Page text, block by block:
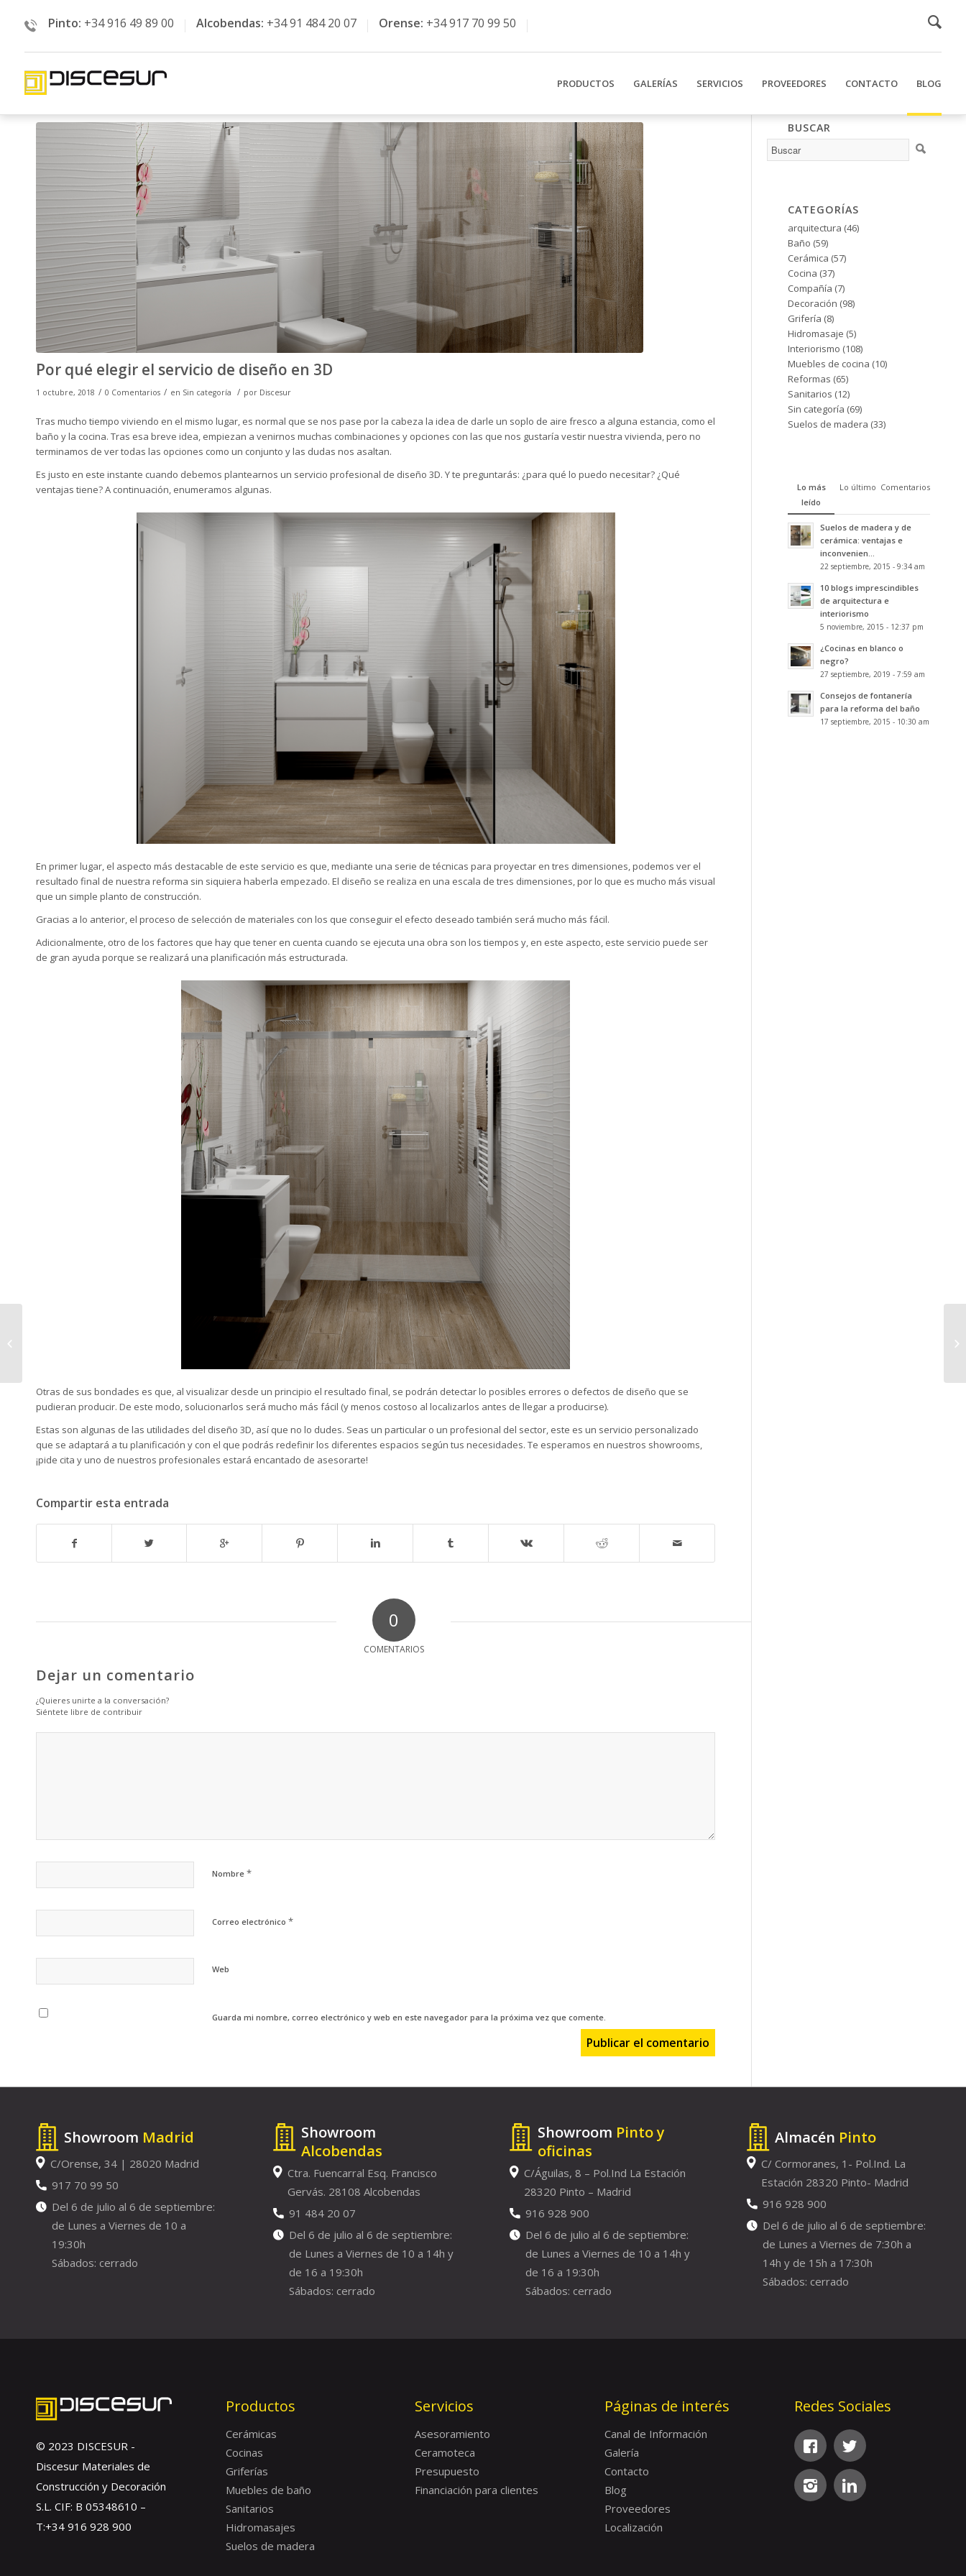
Pinto: +34 916 49 89 00 Alcobendas: +34 91 484 20 07 Orense: +34 917 70 99 50
PRODUCTOS GALERÍAS SERVICIOS PROVEEDORES CONTACTO BLOG
Por qué elegir el servicio de diseño en 3D
1 octubre, 2018 / 0 Comentarios / en Sin categoría / por Discesur
Tras mucho tiempo viviendo en el mismo lugar, es normal que se nos pase por la cabeza la idea de darle un soplo de aire fresco a alguna estancia, como el
baño y la cocina. Tras esa breve idea, empiezan a venirnos muchas combinaciones y opciones con las que nos gustaría vestir nuestra vivienda, pero no
terminamos de ver todas las opciones como un conjunto y las dudas nos asaltan.
Es justo en este instante cuando debemos plantearnos un servicio profesional de diseño 3D. Y te preguntarás: ¿para qué lo puedo necesitar? ¿Qué
ventajas tiene? A continuación, enumeramos algunas.
En primer lugar, el aspecto más destacable de este servicio es que, mediante una serie de técnicas para proyectar en tres dimensiones, podemos ver el
resultado final de nuestra reforma sin siquiera haberla empezado. El diseño se realiza en una escala de tres dimensiones, por lo que es mucho más visual
que un simple planto de construcción.
Gracias a lo anterior, el proceso de selección de materiales con los que conseguir el efecto deseado también será mucho más fácil.
Adicionalmente, otro de los factores que hay que tener en cuenta cuando se ejecuta una obra son los tiempos y, en este aspecto, este servicio puede ser
de gran ayuda porque se realizará una planificación más estructurada.
Otras de sus bondades es que, al visualizar desde un principio el resultado final, se podrán detectar lo posibles errores o defectos de diseño que se
pudieran producir. De este modo, solucionarlos será mucho más fácil (y menos costoso al localizarlos antes de llegar a producirse).
Estas son algunas de las utilidades del diseño 3D, así que no lo dudes. Seas un particular o un profesional del sector, este es un servicio personalizado
que se adaptará a tu planificación y con el que podrás redefinir los diferentes espacios según tus necesidades. Te esperamos en nuestros showrooms,
¡pide cita y uno de nuestros profesionales estará encantado de asesorarte!
Compartir esta entrada
0
COMENTARIOS
Dejar un comentario
¿Quieres unirte a la conversación?
Siéntete libre de contribuir
Nombre *
Correo electrónico *
Web
Guarda mi nombre, correo electrónico y web en este navegador para la próxima vez que comente.
BUSCAR
CATEGORÍAS
arquitectura (46)
Baño (59)
Cerámica (57)
Cocina (37)
Compañía (7)
Decoración (98)
Grifería (8)
Hidromasaje (5)
Interiorismo (108)
Muebles de cocina (10)
Reformas (65)
Sanitarios (12)
Sin categoría (69)
Suelos de madera (33)
Lo más
leído
Lo último Comentarios
Suelos de madera y de
cerámica: ventajas e
inconvenien...
22 septiembre, 2015 - 9:34 am
10 blogs imprescindibles
de arquitectura e
interiorismo
5 noviembre, 2015 - 12:37 pm
¿Cocinas en blanco o
negro?
27 septiembre, 2019 - 7:59 am
Consejos de fontanería
para la reforma del baño
17 septiembre, 2015 - 10:30 am
Showroom Madrid
C/Orense, 34 | 28020 Madrid
917 70 99 50
Del 6 de julio al 6 de septiembre:
de Lunes a Viernes de 10 a
19:30h
Sábados: cerrado
Showroom
Alcobendas
Ctra. Fuencarral Esq. Francisco
Gervás. 28108 Alcobendas
91 484 20 07
Del 6 de julio al 6 de septiembre:
de Lunes a Viernes de 10 a 14h y
de 16 a 19:30h
Sábados: cerrado
Showroom Pinto y
oficinas
C/Águilas, 8 – Pol.Ind La Estación
28320 Pinto – Madrid
916 928 900
Del 6 de julio al 6 de septiembre:
de Lunes a Viernes de 10 a 14h y
de 16 a 19:30h
Sábados: cerrado
Almacén Pinto
C/ Cormoranes, 1- Pol.Ind. La
Estación 28320 Pinto- Madrid
916 928 900
Del 6 de julio al 6 de septiembre:
de Lunes a Viernes de 7:30h a
14h y de 15h a 17:30h
Sábados: cerrado
© 2023 DISCESUR -
Discesur Materiales de
Construcción y Decoración
S.L. CIF: B 05348610 –
T:+34 916 928 900
Productos
Cerámicas
Cocinas
Griferías
Muebles de baño
Sanitarios
Hidromasajes
Suelos de madera
Servicios
Asesoramiento
Ceramoteca
Presupuesto
Financiación para clientes
Páginas de interés
Canal de Información
Galería
Contacto
Blog
Proveedores
Localización
Redes Sociales